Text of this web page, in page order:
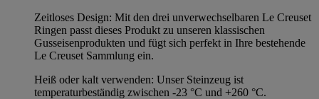
Zeitloses Design: Mit den drei unverwechselbaren Le Creuset
Ringen passt dieses Produkt zu unseren klassischen
Gusseisenprodukten und fügt sich perfekt in Ihre bestehende
Le Creuset Sammlung ein.
Heiß oder kalt verwenden: Unser Steinzeug ist
temperaturbeständig zwischen -23 °C und +260 °C.